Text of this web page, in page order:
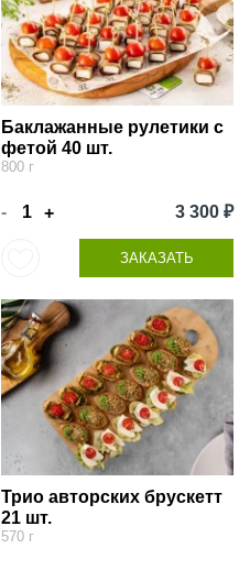
Баклажанные рулетики с
фетой 40 шт.
800 г
- + 3 300 ₽
ЗАКАЗАТЬ
Трио авторских брускетт
21 шт.
570 г